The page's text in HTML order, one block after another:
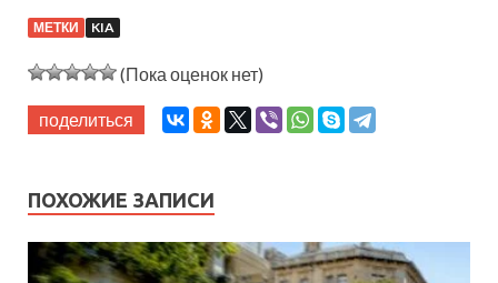
МЕТКИ KIA
(Пока оценок нет)
поделиться
ПОХОЖИЕ ЗАПИСИ